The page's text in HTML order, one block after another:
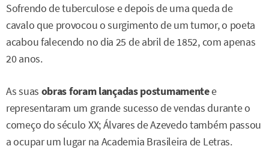
Sofrendo de tuberculose e depois de uma queda de
cavalo que provocou o surgimento de um tumor, o poeta
acabou falecendo no dia 25 de abril de 1852, com apenas
20 anos.
As suas obras foram lançadas postumamentee
representaram um grande sucesso de vendas durante o
começo do século XX; Álvares de Azevedo também passou
a ocupar um lugar na Academia Brasileira de Letras.